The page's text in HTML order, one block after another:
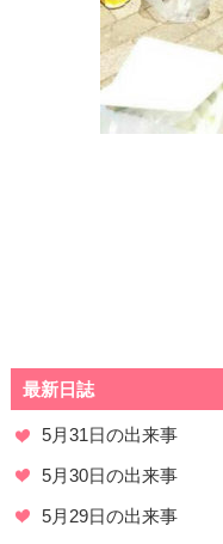
最新日誌
5月31日の出来事
5月30日の出来事
5月29日の出来事